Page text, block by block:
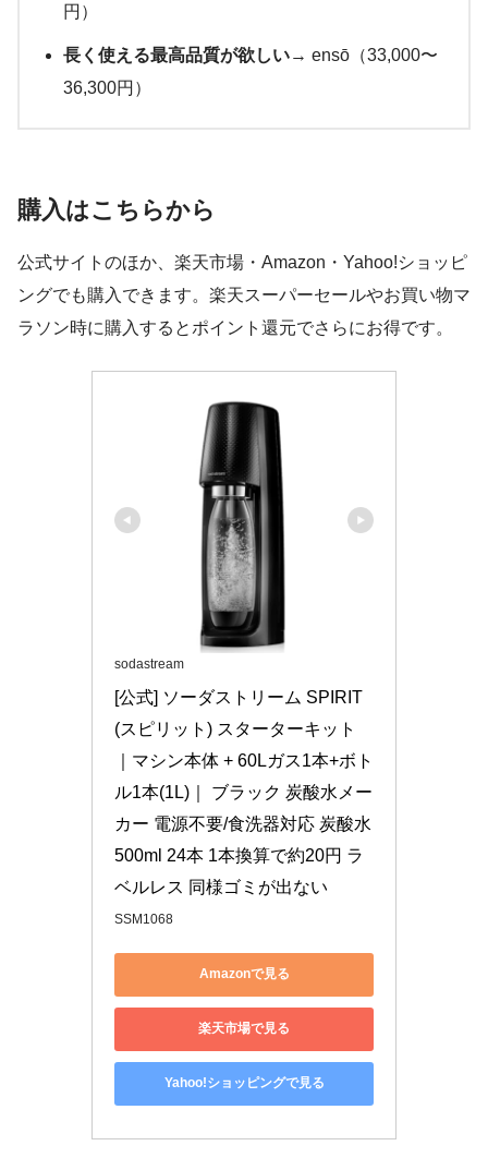
円）
長く使える最高品質が欲しい→ ensō（33,000〜
36,300円）
購入はこちらから
公式サイトのほか、楽天市場・Amazon・Yahoo!ショッピ
ングでも購入できます。楽天スーパーセールやお買い物マ
ラソン時に購入するとポイント還元でさらにお得です。
sodastream
[公式] ソーダストリーム SPIRIT
(スピリット) スターターキット
｜マシン本体 + 60Lガス1本+ボト
ル1本(1L)｜ ブラック 炭酸水メー
カー 電源不要/食洗器対応 炭酸水
500ml 24本 1本換算で約20円 ラ
ベルレス 同様ゴミが出ない
SSM1068
Amazonで見る
楽天市場で見る
Yahoo!ショッピングで見る